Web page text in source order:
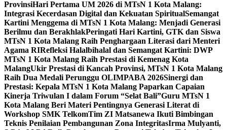
ProvinsiHari Pertama UM 2026 di MTsN 1 Kota Malang:
Integrasi Kecerdasan Digital dan Kekuatan SpiritualSemangat
Kartini Menggema di MTsN 1 Kota Malang: Menjadi Generasi
Berilmu dan BerakhlakPeringati Hari Kartini, GTK dan Siswa
MTsN 1 Kota Malang Raih Penghargaan Literasi dari Menteri
Agama RIRefleksi Halalbihalal dan Semangat Kartini: DWP
MTsN 1 Kota Malang Raih Prestasi di Kemenag Kota
MalangUkir Prestasi di Kancah Provinsi, MTsN 1 Kota Malang
Raih Dua Medali Perunggu OLIMPABA 2026Sinergi dan
Prestasi: Kepala MTsN 1 Kota Malang Paparkan Capaian
Kinerja Triwulan I dalam Forum “Selat Bali”Guru MTsN 1
Kota Malang Beri Materi Pentingnya Generasi Literat di
Workshop SMK TelkomTim ZI Matsanewa Ikuti Bimbingan
Teknis Penilaian Pembangunan Zona IntegritasIrma Mulyanti,